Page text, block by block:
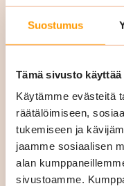
Suostumus
Tämä sivusto käyttää
Käytämme evästeitä
räätälöimiseen,
tukemiseen ja
jaamme sosiaalisen
alan
sivustoamme.
suoritti